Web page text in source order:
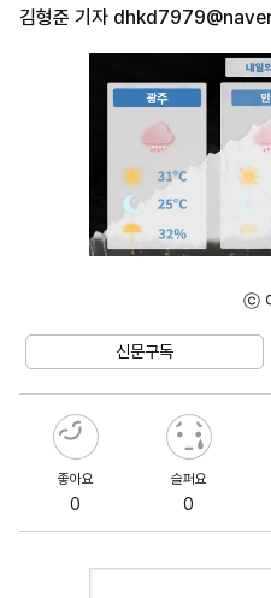
김형준 기자
ⓒ
신문구독
좋아요
0
슬퍼요
0